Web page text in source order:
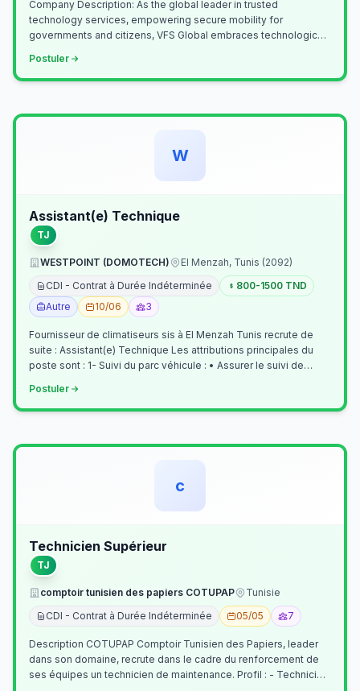
Company Description: As the global leader in trusted
technology services, empowering secure mobility for
governments and citizens, VFS Global embraces technological
Postuler
W
Assistant(e) Technique
TJ
WESTPOINT (DOMOTECH)
El Menzah, Tunis (2092)
CDI - Contrat à Durée Indéterminée
800-1500 TND
Autre
10/06 3
Fournisseur de climatiseurs sis à El Menzah Tunis recrute de
suite : Assistant(e) Technique Les attributions principales du
poste sont : 1- Suivi du parc véhicule : • Assurer le suivi de
Postuler
c
Technicien Supérieur
TJ
comptoir tunisien des papiers COTUPAP
Tunisie
CDI - Contrat à Durée Indéterminée
05/05 7
Description COTUPAP Comptoir Tunisien des Papiers, leader
dans son domaine, recrute dans le cadre du renforcement de
ses équipes un technicien de maintenance. Profil : - Technicien